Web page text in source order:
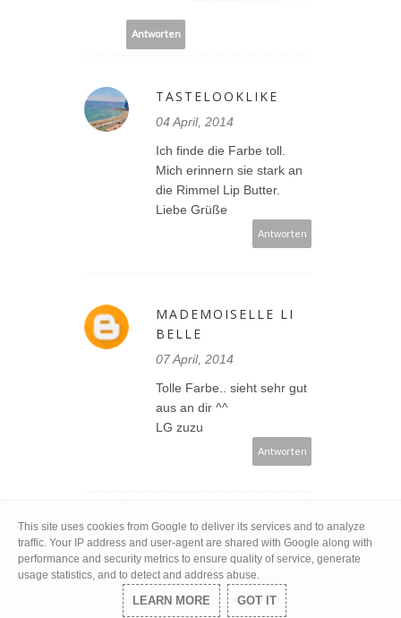
Antworten
TASTELOOKLIKE
04 April, 2014
Ich finde die Farbe toll.
Mich erinnern sie stark an
die Rimmel Lip Butter.
Liebe Grüße
Antworten
MADEMOISELLE LI
BELLE
07 April, 2014
Tolle Farbe.. sieht sehr gut
aus an dir ^^
LG zuzu
Antworten
This site uses cookies from Google to deliver its services and to analyze
traffic. Your IP address and user-agent are shared with Google along with
performance and security metrics to ensure quality of service, generate
usage statistics, and to detect and address abuse.
LEARN MORE GOT IT